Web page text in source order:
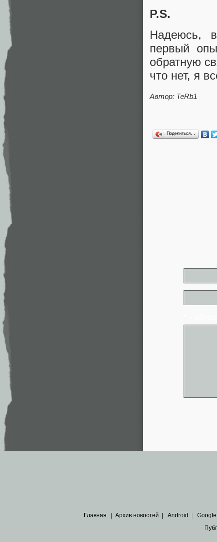
P.S.
Надеюсь,
первый
обратную
что нет, я
Автор: TeRb1
Поделиться…
Главная | Архив новостей | Android | Google